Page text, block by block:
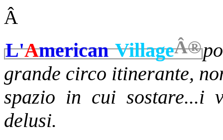
Â
L'AmericanVillageÂ®
grande circo itinerante,
spazio in cui sostare...i
delusi.